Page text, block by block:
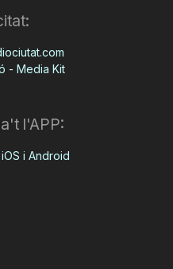
- Media Kit
l'APP:
i Android